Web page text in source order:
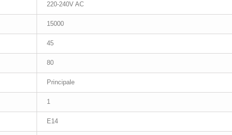
220-240V AC
15000
45
80
Principale
1
E14